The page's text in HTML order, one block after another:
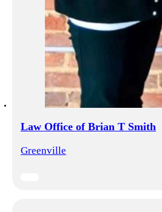
Law Office of Brian T Smith
Greenville